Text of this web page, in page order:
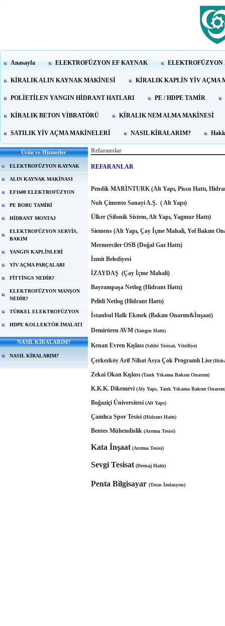
Anasayfa ELEKTROFÜZYON EF KAYNAK
KİRALIK ALIN KAYNAK MAKİNESİ KİRALIK KAPLİN YİV AÇMA
POLİETİLEN YANGIN HİDRANT HATLARI PE / HDPE TAMİR
KİRALIK BETON VİBRATÖRÜ KİRALIK NEM ALMA MAKİNESİ
SATILIK YİV AÇMA MAKİNELERİ NASIL KİRALARIM?
Ürün ve Hizmetler
ELEKTROFÜZYON KAYNAK
ALIN KAYNAK MAKİNASI
EF1600 ELEKTROFÜZYON
PE BORU TAMİRİ
HİDRANT MONTAJ
ELEKTROFÜZYON SERVİS,
BAKIM
YANGIN KAPLİNLERİ
YİV AÇMA PARÇALARI
FİTTİNGS NEDİR?
ELEKTROFÜZYON MANŞON
NEDİR?
TÜRKEL ELEKTROFÜZYON
HDPE KOLLEKTÖR İMALATI
NASIL KİRALARIM?
NASIL KİRALARIM?
Refaranslar
REFARANLAR
Pendik MARİNTURK (Alt Yapı, Pissu Hattı,
Nuh Çimento Sanayi A.Ş. ( Alt Yapı)
Ülker (Sifonik Sistem, Alt Yapı,
Siemens (Alt Yapı, Çay İçme Mahali, Yol Bakım
Mermerciler OSB (Doğal Gaz Hattı)
İzmit Belediyesi
İZAYDAŞ (Çay İçme Mahali)
Bayrampaşa Netlog (Hidrant Hattı)
Pelitli Netlog (Hidrant Hattı)
İstanbul Halk Ekmek (Bakım
Demirören AVM (Yangın Hattı)
Kenan Evren Kışlası (Sıhhi Tesisat, Vitrifiye)
Çerkezköy Arif Nihat Asya Çok Programlı Lise
Zekai Okan Kışlası (Tank Yıkama Bakım Onarım)
K.K.K. Dikemevi (Aly Yapı, Tank Yıkama Bakım
Boğaziçi Üniversitesi (Alt Yapı)
Çamlıca Spor Tesisi (Hidrant Hattı)
Bentes Mühendislik (Arıtma Tesisi)
Kata İnşaat (Arıtma Tesisi)
Sevgi Tesisat (Drenaj Hattı)
Penta Bilgisayar (Teras İzolasyon)